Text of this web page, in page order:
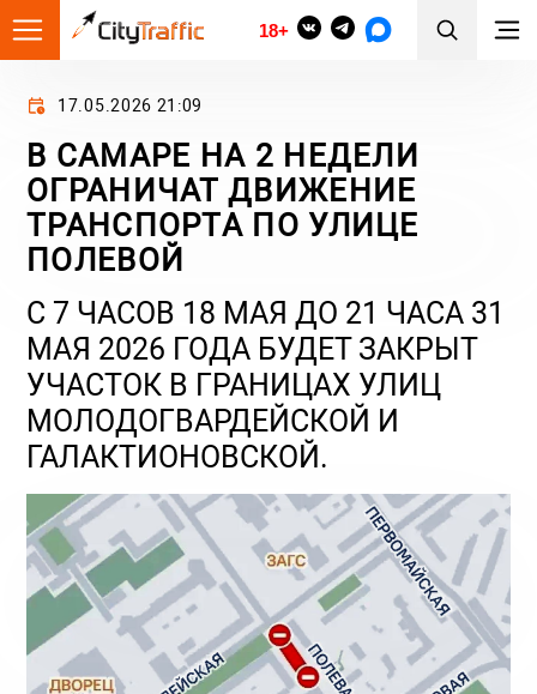
18+
17.05.2026 21:09
В САМАРЕ НА 2 НЕДЕЛИ
ОГРАНИЧАТ ДВИЖЕНИЕ
ТРАНСПОРТА ПО УЛИЦЕ
ПОЛЕВОЙ
С 7 ЧАСОВ 18 МАЯ ДО 21 ЧАСА 31
МАЯ 2026 ГОДА БУДЕТ ЗАКРЫТ
УЧАСТОК В ГРАНИЦАХ УЛИЦ
МОЛОДОГВАРДЕЙСКОЙ И
ГАЛАКТИОНОВСКОЙ.